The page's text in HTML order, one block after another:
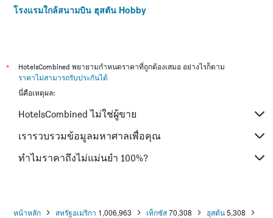
โรงแรมใกล้สนามบิน ฮุสตัน Hobby
*
HotelsCombined พยายามกำหนดราคาที่ถูกต้องเสมอ อย่างไรก็ตาม
ราคาไม่สามารถรับประกันได้
นี่คือเหตุผล:
HotelsCombined ไม่ใช่ผู้ขาย
เรารวบรวมข้อมูลมหาศาลเพื่อคุณ
ทำไมราคาถึงไม่แม่นยำ 100%?
หน้าหลัก สหรัฐอเมริกา 1,006,963 เท็กซัส 70,308 ฮุสตัน 5,308